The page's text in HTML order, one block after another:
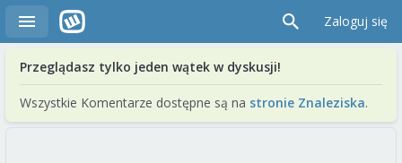
Zaloguj się
Przeglądasz tylko jeden wątek w dyskusji!
Wszystkie Komentarze dostępne są na stronie Znaleziska.